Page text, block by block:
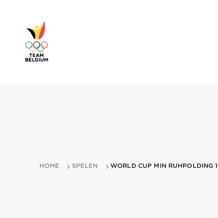
HOME SPELEN WORLD CUP MIN RUHPOLDING